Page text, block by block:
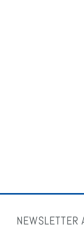
NEWSLETTER